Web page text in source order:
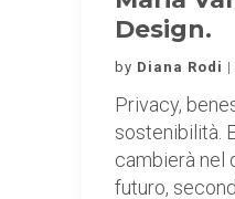
Design.
by Diana Rodi
Privacy,
sostenibilità.
cambierà nel
futuro,